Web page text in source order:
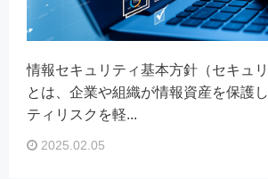
情報セキュリティ基本方針（セキュ
とは、企業や組織が情報資産を保護
ティリスクを軽...
2025.02.05